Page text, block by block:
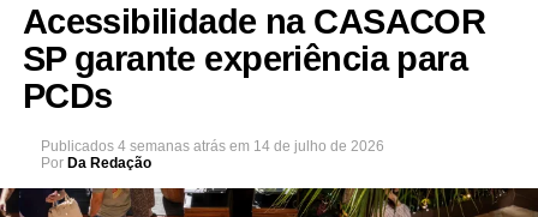
Acessibilidade na CASACOR
SP garante experiência para
PCDs
Publicados 4 semanas atrás em 14 de julho de 2026
Por Da Redação